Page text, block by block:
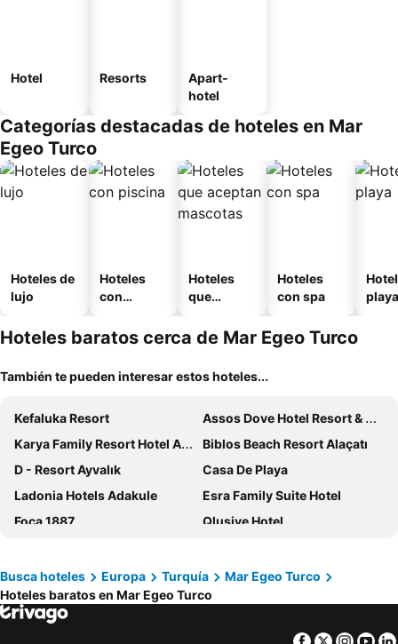
Hotel Resorts
Apart-
hotel
Categorías destacadas de hoteles en Mar
Egeo Turco
Hoteles de
lujo
Hoteles
con
Hoteles
que
mascotas
Hoteles
con spa
playa
Hoteles baratos cerca de Mar Egeo Turco
También te pueden interesar estos hoteles...
Kefaluka Resort
Assos Dove Hotel Resort & Spa
Karya Family Resort Hotel All Inclusive
Biblos Beach Resort Alaçatı
D - Resort Ayvalık
Casa De Playa
Ladonia Hotels Adakule
Esra Family Suite Hotel
Foça 1887
Qlusive Hotel
Faustina Hotel & Spa
Design Plus Seya Beach Hotel
Assos Troy Beach Hotel
Palamutbükü Deniz Apart Otel
Cunda Baradiel Hotel
Busca hoteles Europa Turquía
Mar Egeo Turco
Hoteles baratos en Mar Egeo Turco
Facebook
Twitter